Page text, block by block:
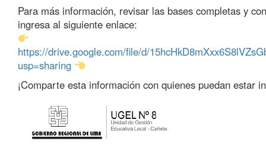
Para más información, revisar las bases completas y
ingresa al siguiente enlace:
https://drive.google.com/file/d/
usp=sharing
¡Comparte esta información con quienes puedan estar